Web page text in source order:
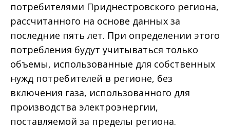
потребителями Приднестровского региона,
рассчитанного на основе данных за
последние пять лет. При определении этого
потребления будут учитываться только
объемы, использованные для собственных
нужд потребителей в регионе, без
включения газа, использованного для
производства электроэнергии,
поставляемой за пределы региона.